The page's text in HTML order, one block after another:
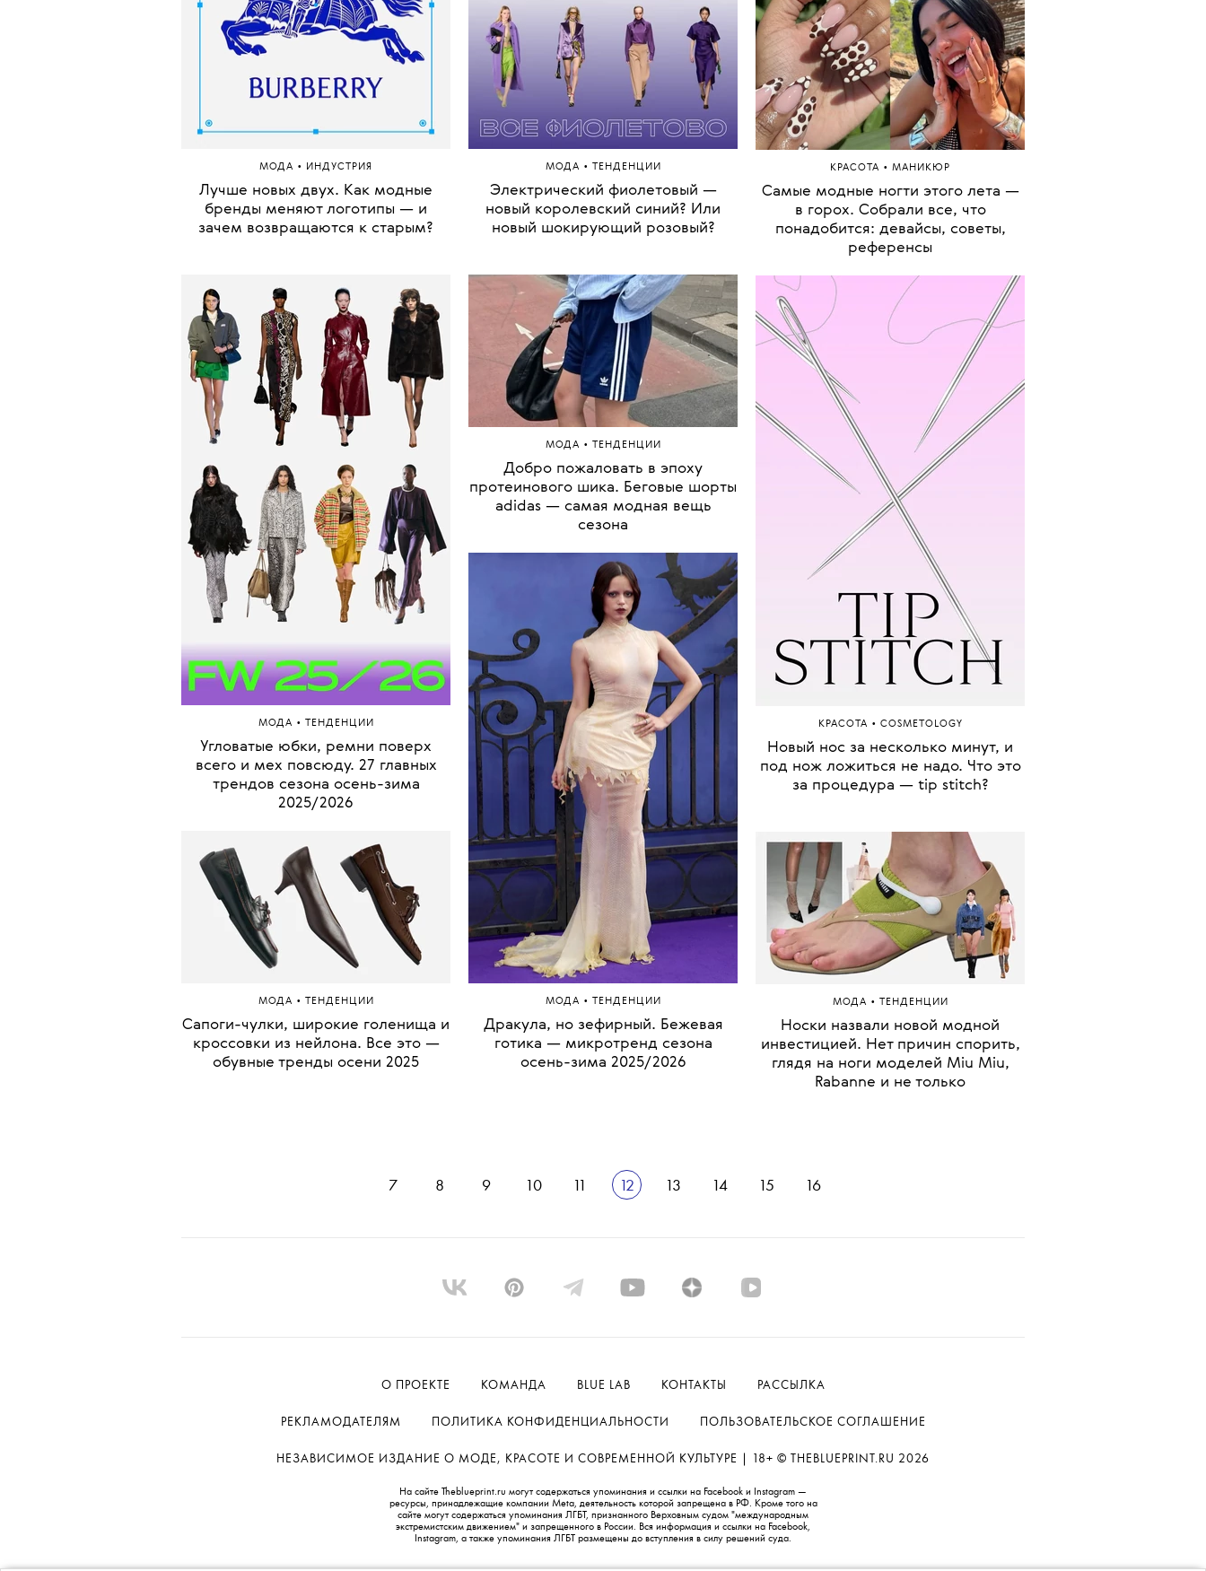
МОДА • ИНДУСТРИЯ
Лучше новых двух. Как модные
бренды меняют логотипы — и
зачем возвращаются к старым?
МОДА • ТЕНДЕНЦИИ
Угловатые юбки, ремни поверх
всего и мех повсюду. 27 главных
трендов сезона осень-зима
2025/2026
МОДА • ТЕНДЕНЦИИ
Сапоги-чулки, широкие голенища и
кроссовки из нейлона. Все это —
обувные тренды осени 2025
МОДА • ТЕНДЕНЦИИ
Электрический фиолетовый —
новый королевский синий? Или
новый шокирующий розовый?
МОДА • ТЕНДЕНЦИИ
Добро пожаловать в эпоху
протеинового шика. Беговые шорты
adidas — самая модная вещь
сезона
МОДА • ТЕНДЕНЦИИ
Дракула, но зефирный. Бежевая
готика — микротренд сезона
осень-зима 2025/2026
КРАСОТА • МАНИКЮР
Самые модные ногти этого лета —
в горох. Собрали все, что
понадобится: девайсы, советы,
референсы
КРАСОТА • COSMETOLOGY
Новый нос за несколько минут, и
под нож ложиться не надо. Что это
за процедура — tip stitch?
МОДА • ТЕНДЕНЦИИ
Носки назвали новой модной
инвестицией. Нет причин спорить,
глядя на ноги моделей Miu Miu,
Rabanne и не только
7 8 9 10 11 12 13 14 15 16
О ПРОЕКТЕ КОМАНДА BLUE LAB КОНТАКТЫ РАССЫЛКА
РЕКЛАМОДАТЕЛЯМ ПОЛИТИКА КОНФИДЕНЦИАЛЬНОСТИ ПОЛЬЗОВАТЕЛЬСКОЕ СОГЛАШЕНИЕ
НЕЗАВИСИМОЕ ИЗДАНИЕ О МОДЕ, КРАСОТЕ И СОВРЕМЕННОЙ КУЛЬТУРЕ | 18+ © THEBLUEPRINT.RU 2026
На сайте Theblueprint.ru могут содержаться упоминания и ссылки на Facebook и Instagram —
ресурсы, принадлежащие компании Meta, деятельность которой запрещена в РФ. Кроме того на
сайте могут содержаться упоминания ЛГБТ, признанного Верховным судом "международным
экстремистским движением" и запрещенного в России. Вся информация и ссылки на Facebook,
Instagram, а также упоминания ЛГБТ размещены до вступления в силу решений суда.